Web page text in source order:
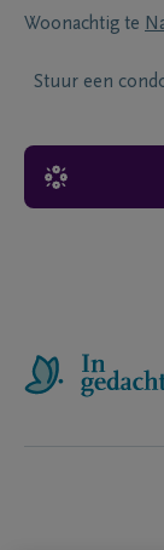
Woonachtig te
Stuur een